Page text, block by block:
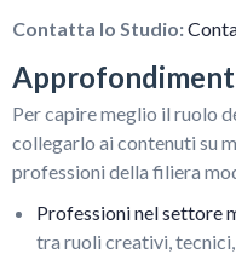
Contatta lo Studio:
Per capire meglio il ruolo
collegarlo ai contenuti su
professioni della filiera
Professioni nel settore
tra ruoli creativi,